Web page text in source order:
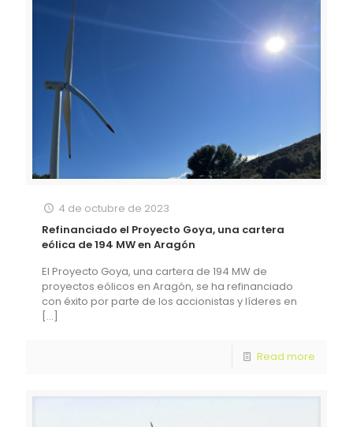
4 de octubre de 2023
Refinanciado el Proyecto Goya, una cartera
eólica de 194 MW en Aragón
El Proyecto Goya, una cartera de 194 MW de
proyectos eólicos en Aragón, se ha refinanciado
con éxito por parte de los accionistas y líderes en
[…]
Read more